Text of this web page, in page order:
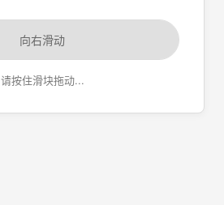
向右滑动
请按住滑块拖动...